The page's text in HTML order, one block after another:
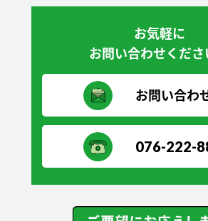
お気軽に
お問い合わせくださ
お問い合わ
076-222-